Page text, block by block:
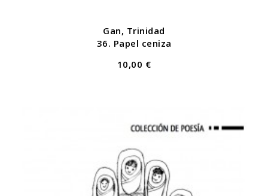
Gan, Trinidad
36. Papel ceniza
10,00 €